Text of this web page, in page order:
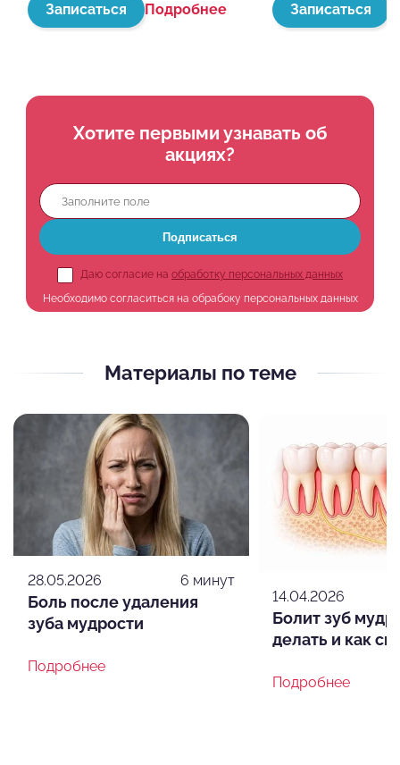
Записаться Подробнее Записаться
Хотите первыми узнавать об
акциях?
Подписаться
Даю согласие на обработку персональных данных
Необходимо согласиться на обрабоку персональных данных
Материалы по теме
28.05.2026 6 минут
Боль после удаления
зуба мудрости
Подробнее
14.04.2026
Болит зуб
делать и как
Подробнее